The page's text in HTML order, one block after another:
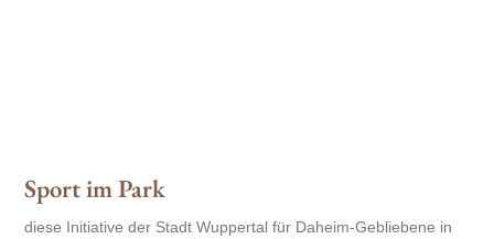
Sport im Park
diese Initiative der Stadt Wuppertal für Daheim-Gebliebene in